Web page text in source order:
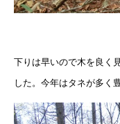
下りは早いので木を良く
した。今年はタネが多く